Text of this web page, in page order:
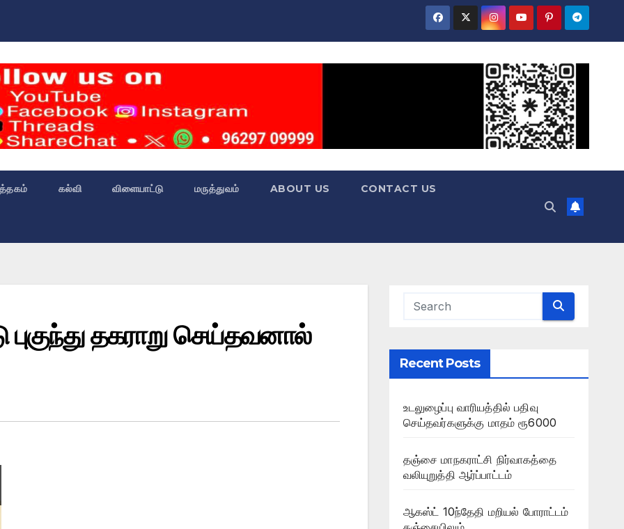
கல்வி விளையாட்டு மருத்துவம் ABOUT US CONTACT US
தகராறு செய்தவனால்
Recent Posts
உடலுழைப்பு வாரியத்தில் பதிவு
செய்தவர்களுக்கு மாதம் ரூ6000
தஞ்சை மாநகராட்சி நிர்வாகத்தை
வலியுறுத்தி ஆர்ப்பாட்டம்
ஆகஸ்ட் 10ந்தேதி மறியல் போராட்டம்